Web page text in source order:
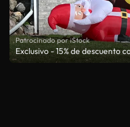
Patrocinado por iStock
Exclusivo - 15% de descuento